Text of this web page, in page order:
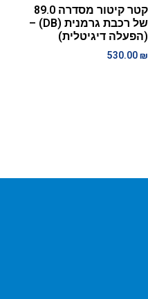
קטר קיטור מסדרה 89.0
של רכבת גרמנית (DB) –
(הפעלה דיגיטלית)
530.00₪